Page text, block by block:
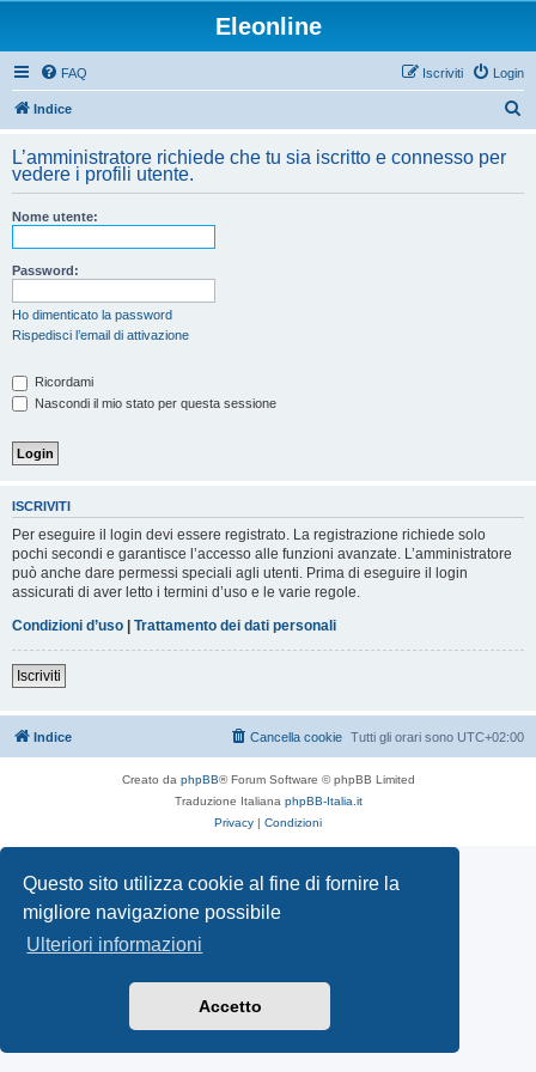
Questo sito utilizza cookie al fine di fornire la
migliore navigazione possibile
Ulteriori informazioni
Accetto
Eleonline
FAQ Login
Iscriviti
Indice
c
L’amministratore richiede che tu sia iscritto e connesso per
vedere i profili utente.
Nome utente:
Password:
Ho dimenticato la password
Rispedisci l’email di attivazione
Ricordami
Nascondi il mio stato per questa sessione
ISCRIVITI
Per eseguire il login devi essere registrato. La registrazione richiede solo
pochi secondi e garantisce l’accesso alle funzioni avanzate. L’amministratore
può anche dare permessi speciali agli utenti. Prima di eseguire il login
assicurati di aver letto i termini d’uso e le varie regole.
Condizioni d’uso | Trattamento dei dati personali
Iscriviti
Indice Tutti gli orari sono UTC+02:00
Cancella cookie
Creato da phpBB® Forum Software © phpBB Limited
Traduzione Italiana phpBB-Italia.it
Privacy | Condizioni